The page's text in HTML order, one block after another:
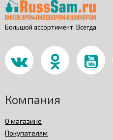
Большой ассортимент. Всегда.
Компания
О магазине
Покупателям